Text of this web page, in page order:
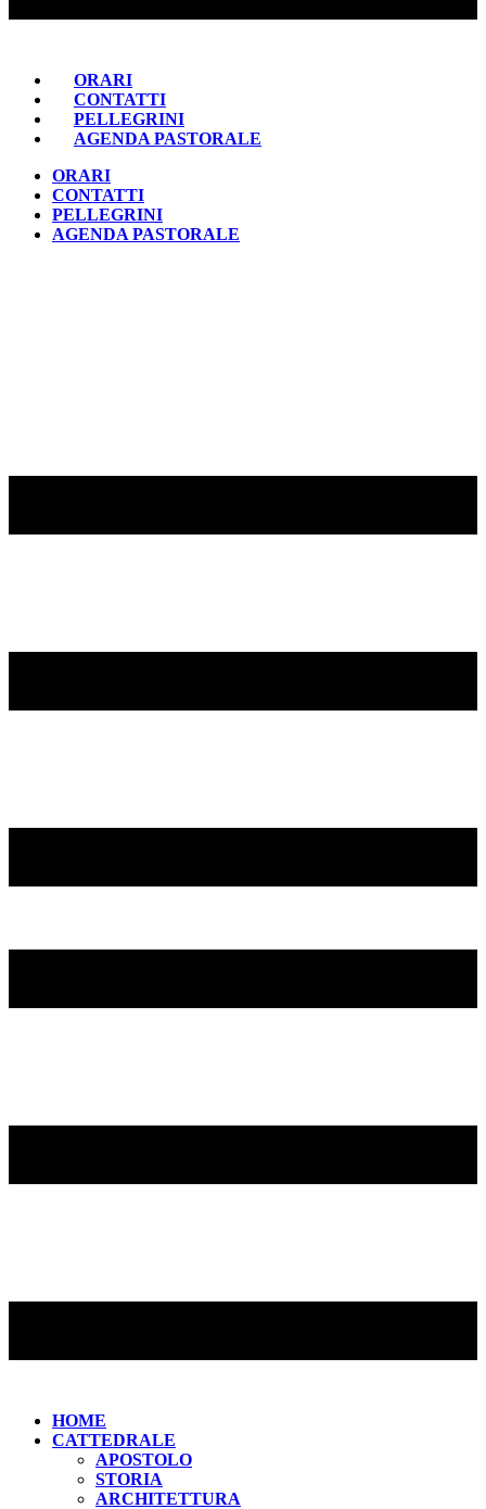
ORARI
CONTATTI
PELLEGRINI
AGENDA PASTORALE
ORARI
CONTATTI
PELLEGRINI
AGENDA PASTORALE
HOME
CATTEDRALE
APOSTOLO
STORIA
ARCHITETTURA